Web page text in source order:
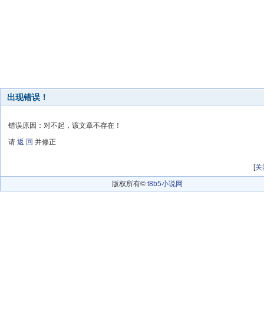
出现错误！
错误原因：对不起，该文章不存在！
请 返 回 并修正
[关
版权所有© t8b5小说网